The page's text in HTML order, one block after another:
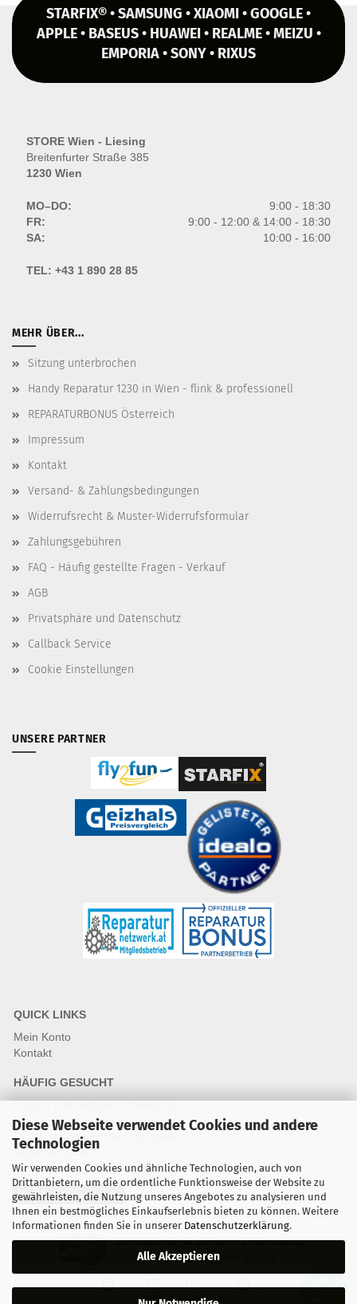
Diese Webseite verwendet Cookies und andere
Technologien
Wir verwenden Cookies und ähnliche Technologien, auch von
Drittanbietern, um die ordentliche Funktionsweise der Website zu
gewährleisten, die Nutzung unseres Angebotes zu analysieren und
Ihnen ein bestmögliches Einkaufserlebnis bieten zu können. Weitere
Informationen finden Sie in unserer Datenschutzerklärung.
Alle Akzeptieren
STARFIX® • SAMSUNG • XIAOMI • GOOGLE •
APPLE • BASEUS • HUAWEI • REALME • MEIZU •
EMPORIA • SONY • RIXUS
STORE Wien - Liesing
Breitenfurter Straße 385
1230 Wien
MO–DO:
9:00 - 18:30
FR:
9:00 - 12:00 & 14:00 - 18:30
SA:
10:00 - 16:00
TEL: +43 1 890 28 85
MEHR ÜBER...
Sitzung unterbrochen
Handy Reparatur 1230 in Wien - flink & professionell
REPARATURBONUS Österreich
Impressum
Kontakt
Versand- & Zahlungsbedingungen
Widerrufsrecht & Muster-Widerrufsformular
Zahlungsgebühren
FAQ - Häufig gestellte Fragen - Verkauf
AGB
Privatsphäre und Datenschutz
Callback Service
Cookie Einstellungen
UNSERE PARTNER
QUICK LINKS
Mein Konto
Kontakt
HÄUFIG GESUCHT
Fragen und Antworten Webshop
Fragen & Antworten Reparatur
Qualitätsstandards für Ersatzteile
Reparaturablauf
Vertrag widerrufen
Zertifizierter & sicherer Onlineshop
Kostenloser Versand ab 30 €